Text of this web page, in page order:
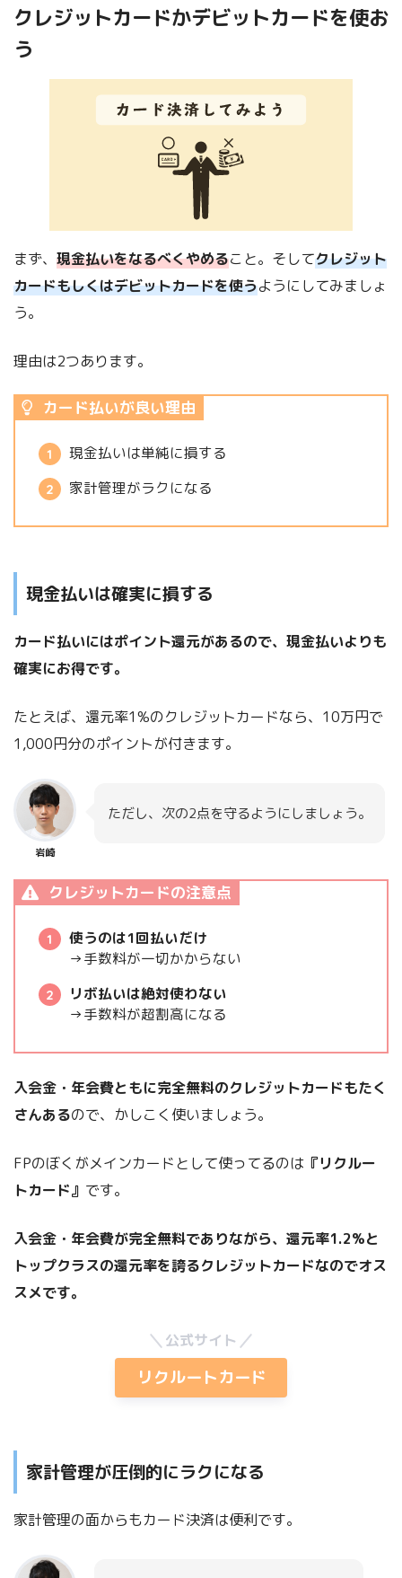
クレジットカードかデビットカードを使お
う
まず、 現金払いをなるべくやめること。そしてクレジット
カードもしくはデビットカードを使うようにしてみましょ
う。
理由は2つあります。
カード払いが良い理由
現金払いは単純に損する
家計管理がラクになる
現金払いは確実に損する
カード払いにはポイント還元があるので、現金払いよりも
確実にお得です。
たとえば、還元率1%のクレジットカードなら、10万円で
1,000円分のポイントが付きます。
岩崎
ただし、次の2点を守るようにしましょう。
クレジットカードの注意点
使うのは1回払いだけ
→手数料が一切かからない
リボ払いは絶対使わない
→手数料が超割高になる
入会金・年会費ともに完全無料のクレジットカードもたく
さんあるので、かしこく使いましょう。
FPのぼくがメインカードとして使ってるのは 『リクルー
トカード』 です。
入会金・年会費が完全無料でありながら、還元率1.2%と
トップクラスの還元率を誇るクレジットカードなのでオス
スメです。
公式サイト
リクルートカード
家計管理が圧倒的にラクになる
家計管理の面からもカード決済は便利です。